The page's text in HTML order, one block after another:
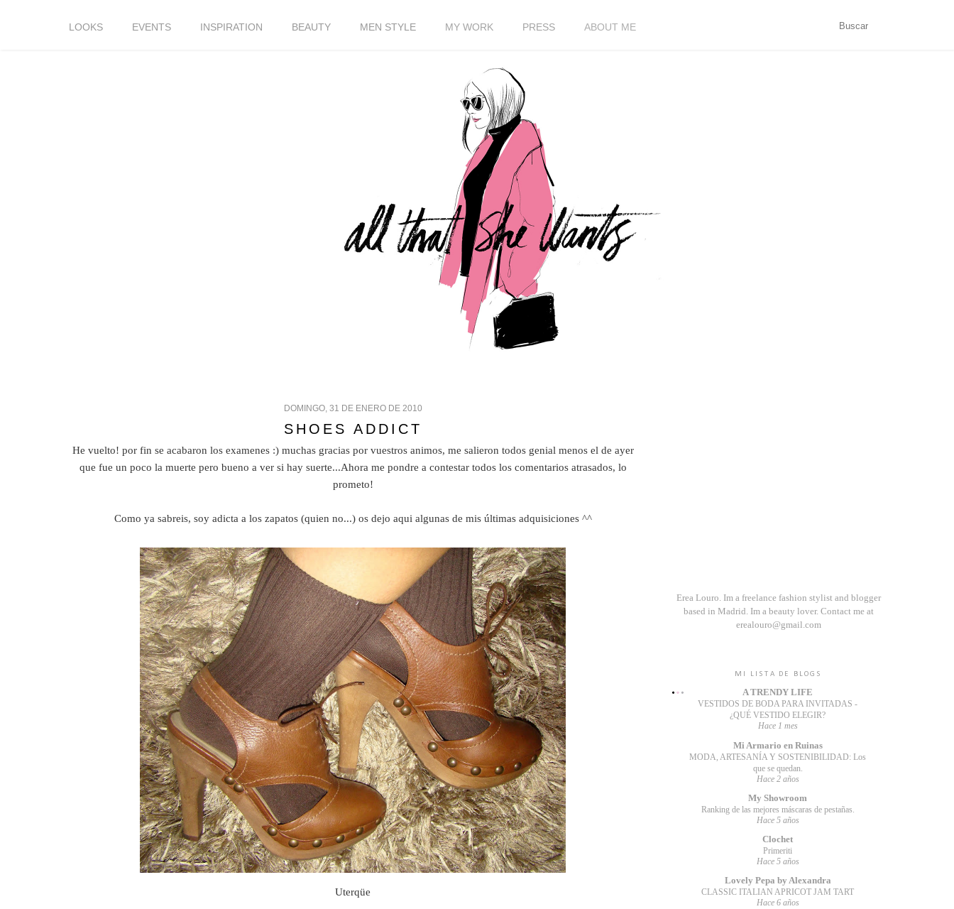
LOOKS EVENTS INSPIRATION BEAUTY MEN STYLE MY WORK PRESS ABOUT ME
DOMINGO, 31 DE ENERO DE 2010
SHOES ADDICT
He vuelto! por fin se acabaron los examenes :) muchas gracias por vuestros animos, me salieron todos genial menos el de ayer
que fue un poco la muerte pero bueno a ver si hay suerte...Ahora me pondre a contestar todos los comentarios atrasados, lo
prometo!
Como ya sabreis, soy adicta a los zapatos (quien no...) os dejo aqui algunas de mis últimas adquisiciones ^^
Uterqüe
Erea Louro. Im a freelance fashion stylist and blogger
based in Madrid. Im a beauty lover. Contact me at
erealouro@gmail.com
MI LISTA DE BLOGS
A TRENDY LIFE
VESTIDOS DE BODA PARA INVITADAS -
¿QUÉ VESTIDO ELEGIR?
Hace 1 mes
Mi Armario en Ruinas
MODA, ARTESANÍA Y SOSTENIBILIDAD: Los
que se quedan.
Hace 2 años
My Showroom
Ranking de las mejores máscaras de pestañas.
Hace 5 años
Clochet
Primeriti
Hace 5 años
Lovely Pepa by Alexandra
CLASSIC ITALIAN APRICOT JAM TART
Hace 6 años